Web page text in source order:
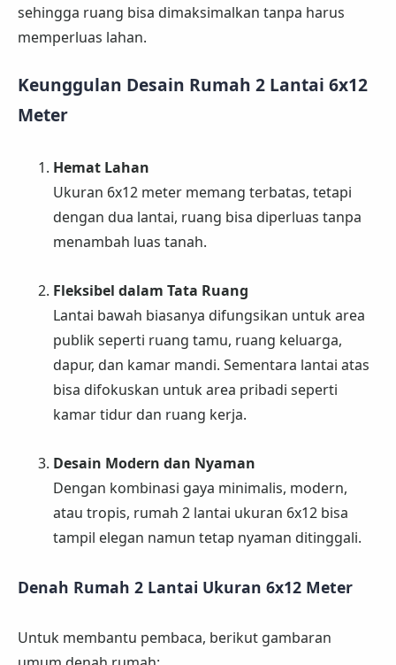
sehingga ruang bisa dimaksimalkan tanpa harus
memperluas lahan.
Keunggulan Desain Rumah 2 Lantai 6x12
Meter
Hemat Lahan
Ukuran 6x12 meter memang terbatas, tetapi
dengan dua lantai, ruang bisa diperluas tanpa
menambah luas tanah.
Fleksibel dalam Tata Ruang
Lantai bawah biasanya difungsikan untuk area
publik seperti ruang tamu, ruang keluarga,
dapur, dan kamar mandi. Sementara lantai atas
bisa difokuskan untuk area pribadi seperti
kamar tidur dan ruang kerja.
Desain Modern dan Nyaman
Dengan kombinasi gaya minimalis, modern,
atau tropis, rumah 2 lantai ukuran 6x12 bisa
tampil elegan namun tetap nyaman ditinggali.
Denah Rumah 2 Lantai Ukuran 6x12 Meter
Untuk membantu pembaca, berikut gambaran